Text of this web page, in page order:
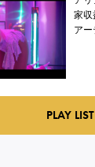
家収
ア
PLAY LIST